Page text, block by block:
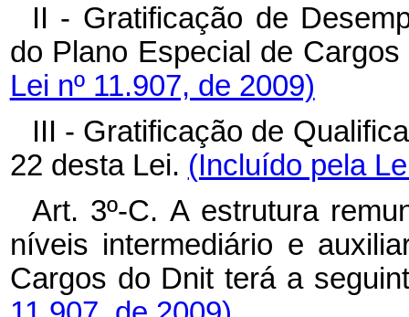
II - Gratificação de
do Plano Especial de
Lei nº 11.907, de 2009)
III - Gratificação de
22 desta Lei. (Incluído pela
Art. 3º-C.A estrutura
níveis intermediário e
Cargos do Dnit terá a